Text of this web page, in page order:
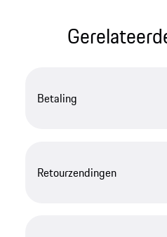
Betaling
Retourzendingen